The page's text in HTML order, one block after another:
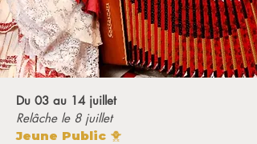
Du 03 au 14 juillet
Relâche le 8 juillet
Jeune Public 🐥